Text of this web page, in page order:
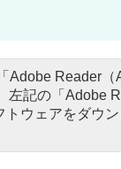
Adobe Reader
左記の「Adobe
ウェアをダウ